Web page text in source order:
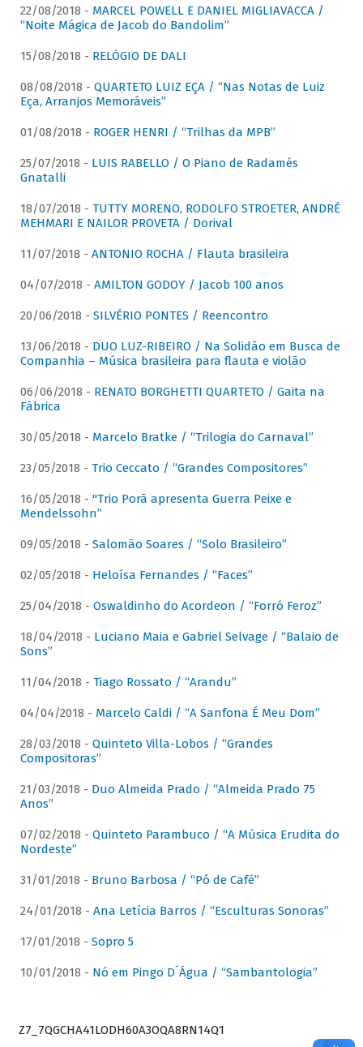
22/08/2018 - MARCEL POWELL E DANIEL MIGLIAVACCA /
“Noite Mágica de Jacob do Bandolim”
15/08/2018 - RELÓGIO DE DALI
08/08/2018 - QUARTETO LUIZ EÇA / “Nas Notas de Luiz
Eça, Arranjos Memoráveis”
01/08/2018 - ROGER HENRI / “Trilhas da MPB”
25/07/2018 - LUIS RABELLO / O Piano de Radamés
Gnatalli
18/07/2018 - TUTTY MORENO, RODOLFO STROETER, ANDRÉ
MEHMARI E NAILOR PROVETA / Dorival
11/07/2018 - ANTONIO ROCHA / Flauta brasileira
04/07/2018 - AMILTON GODOY / Jacob 100 anos
20/06/2018 - SILVÉRIO PONTES / Reencontro
13/06/2018 - DUO LUZ-RIBEIRO / Na Solidão em Busca de
Companhia – Música brasileira para flauta e violão
06/06/2018 - RENATO BORGHETTI QUARTETO / Gaita na
Fábrica
30/05/2018 - Marcelo Bratke / “Trilogia do Carnaval”
23/05/2018 - Trio Ceccato / “Grandes Compositores”
16/05/2018 - "Trio Porã apresenta Guerra Peixe e
Mendelssohn”
09/05/2018 - Salomão Soares / “Solo Brasileiro”
02/05/2018 - Heloísa Fernandes / “Faces”
25/04/2018 - Oswaldinho do Acordeon / “Forró Feroz”
18/04/2018 - Luciano Maia e Gabriel Selvage / “Balaio de
Sons”
11/04/2018 - Tiago Rossato / “Arandu”
04/04/2018 - Marcelo Caldi / “A Sanfona É Meu Dom”
28/03/2018 - Quinteto Villa-Lobos / “Grandes
Compositoras”
21/03/2018 - Duo Almeida Prado / “Almeida Prado 75
Anos”
07/02/2018 - Quinteto Parambuco / “A Música Erudita do
Nordeste”
31/01/2018 - Bruno Barbosa / “Pó de Café”
24/01/2018 - Ana Letícia Barros / “Esculturas Sonoras”
17/01/2018 - Sopro 5
10/01/2018 - Nó em Pingo D´Água / “Sambantologia”
Z7_7QGCHA41LODH60A3OQA8RN14Q1